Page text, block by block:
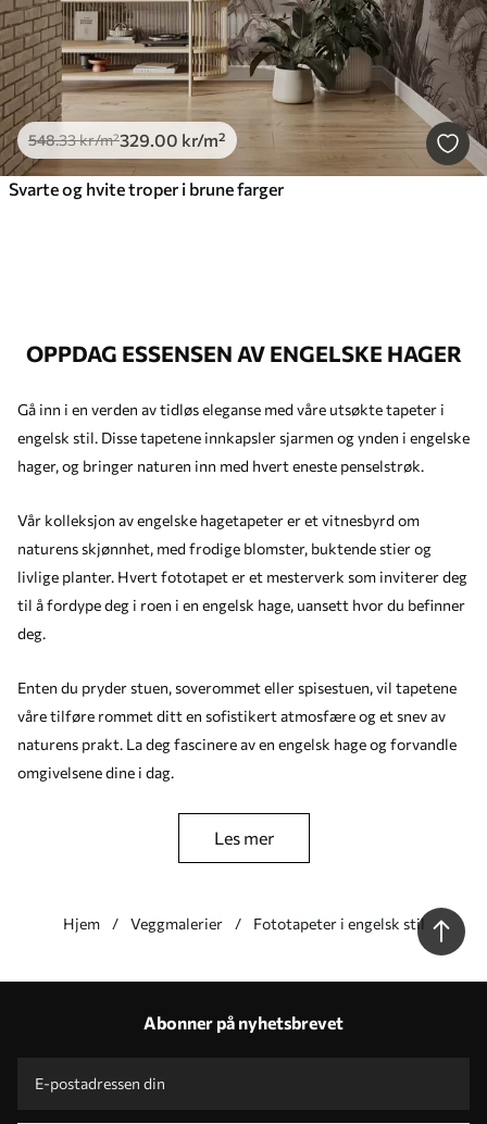
548.33kr/m²329.00 kr/m²
Svarte og hvite troper i brune farger
OPPDAG ESSENSEN AV ENGELSKE HAGER
Gå inn i en verden av tidløs eleganse med våre utsøkte tapeter i
engelsk stil. Disse tapetene innkapsler sjarmen og ynden i engelske
hager, og bringer naturen inn med hvert eneste penselstrøk.
Vår kolleksjon av engelske hagetapeter er et vitnesbyrd om
naturens skjønnhet, med frodige blomster, buktende stier og
livlige planter. Hvert fototapet er et mesterverk som inviterer deg
til å fordype deg i roen i en engelsk hage, uansett hvor du befinner
deg.
Enten du pryder stuen, soverommet eller spisestuen, vil tapetene
våre tilføre rommet ditt en sofistikert atmosfære og et snev av
naturens prakt. La deg fascinere av en engelsk hage og forvandle
omgivelsene dine i dag.
les mer
Hjem Veggmalerier Fototapeter i engelsk stil
Produksjon i henhold til individuelle størrelser
Kampanjekoder med rabatter for å bestille!
Abonner på nyhetsbrevet